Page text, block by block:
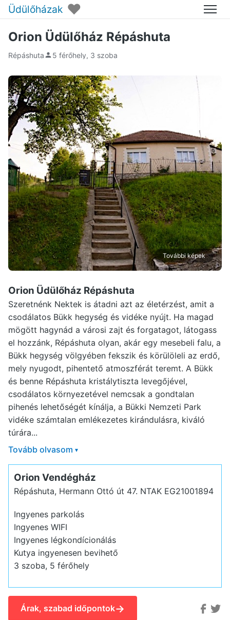
Üdülőházak ♥ Menü
Orion Üdülőház Répáshuta
Répáshuta 5 férőhely, 3 szoba
További képek
Orion Üdülőház Répáshuta
Szeretnénk Nektek is átadni azt az életérzést, amit a
csodálatos Bükk hegység és vidéke nyújt. Ha magad
mögött hagynád a városi zajt és forgatagot, látogass
el hozzánk, Répáshuta olyan, akár egy mesebeli falu, a
Bükk hegység völgyében fekszik és körülöleli az erdő,
mely nyugodt, pihentető atmoszférát teremt. A Bükk
és benne Répáshuta kristálytiszta levegőjével,
csodálatos környezetével nemcsak a gondtalan
pihenés lehetőségét kínálja, a Bükki Nemzeti Park
vidéke számtalan emlékezetes kirándulásra, kiváló
túrára...
Tovább olvasom ▾
Orion Vendégház
Répáshuta, Hermann Ottó út 47. NTAK EG21001894
Ingyenes parkolás
Ingyenes WIFI
Ingyenes légkondícionálás
Kutya ingyenesen bevihető
3 szoba, 5 férőhely
Árak, szabad időpontok→